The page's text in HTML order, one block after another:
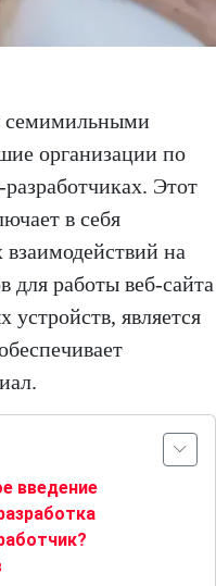
семимильными
организации по
Этот
в себя
взаимодействий на
для работы веб-сайта
является
введение